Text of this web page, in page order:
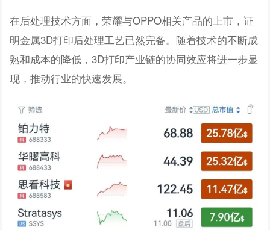
在后处理技术方面，荣耀与OPPO相关产品的上市，证
明金属3D打印后处理工艺已然完备。随着技术的不断成
熟和成本的降低，3D打印产业链的协同效应将进一步显
现，推动行业的快速发展。